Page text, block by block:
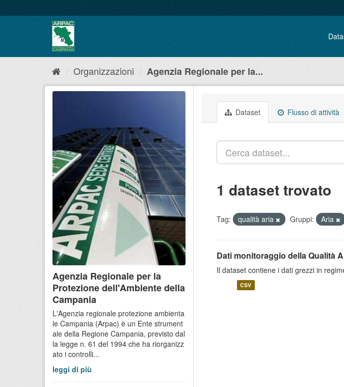
al
Organizzazioni Agenzia Regionale per la...
Agenzia Regionale per la
Protezione dell'Ambiente della
Campania
L'Agenzia regionale protezione ambienta
le Campania (Arpac) è un Ente strument
ale della Regione Campania, previsto dal
la legge n. 61 del 1994 che ha riorganizz
ato i controlli...
leggi di più
Dataset Flusso di attività
1 dataset trovato
Tag: qualità aria Gruppi: Aria
Dati monitoraggio della Qualità
Il dataset contiene i dati grezzi in
CSV